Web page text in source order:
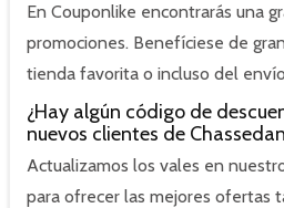
En Couponlike encontrarás una
promociones. Benefíciese de
tienda favorita o incluso del
¿Hay algún código de
nuevos clientes de
Actualizamos los vales en
para ofrecer las mejores ofertas